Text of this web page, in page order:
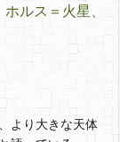
ルス＝火星、
より大きな天体